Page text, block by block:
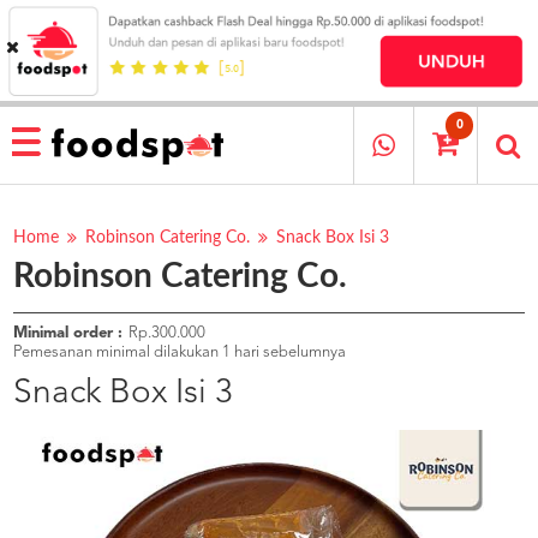
HOME
MENU
RESTAURANT
PESAN
OUR
COMPANY
KATA
MEREKA
KATALOG
PROGRAM
0
Home Robinson Catering Co. Snack Box Isi 3
Robinson Catering Co.
Minimal order :
Rp.300.000
Pemesanan minimal dilakukan 1 hari sebelumnya
Snack Box Isi 3